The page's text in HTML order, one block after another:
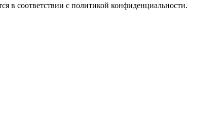
в соответствии с политикой конфиденциальности.